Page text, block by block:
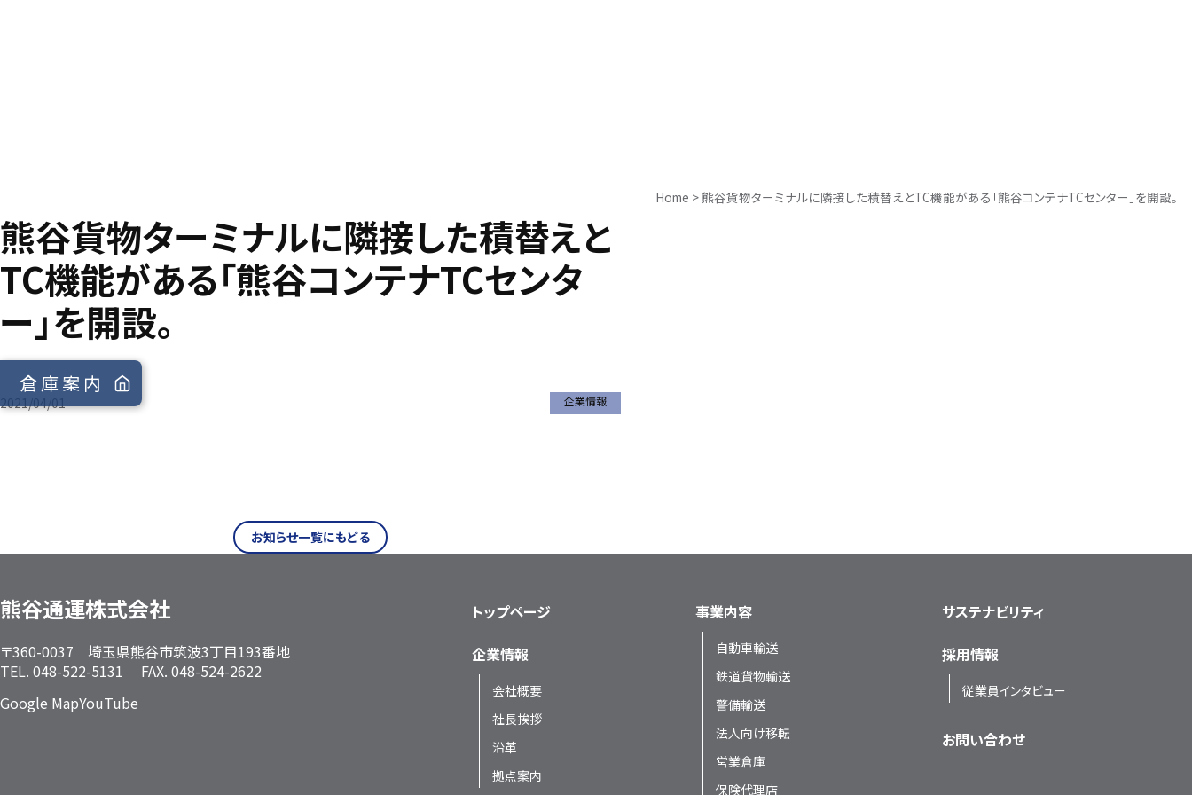
Home >熊谷貨物ターミナルに隣接した積替えとTC機能がある「熊谷コンテナTCセンター」を開設。
熊谷貨物ターミナルに隣接した積替えと
TC機能がある「熊谷コンテナTCセンタ
ー」を開設。
2021/04/01 企業情報
お知らせ一覧にもどる
熊谷通運株式会社
〒360-0037 埼玉県熊谷市筑波3丁目193番地
TEL. 048-522-5131 FAX. 048-524-2622
Google MapYouTube
トップページ
企業情報
会社概要
社長挨拶
沿革
拠点案内
事業内容
自動車輸送
鉄道貨物輸送
警備輸送
法人向け移転
営業倉庫
保険代理店
サステナビリティ
採用情報
従業員インタビュー
お問い合わせ
倉庫案内